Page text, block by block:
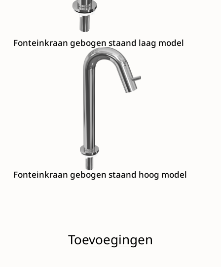
Fonteinkraan gebogen staand laag model
Fonteinkraan gebogen staand hoog model
Toevoegingen